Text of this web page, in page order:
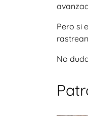
Pero si
No